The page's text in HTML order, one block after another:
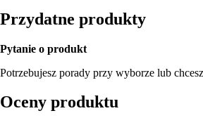
Przydatne produkty
Pytanie o produkt
Potrzebujesz porady przy wyborze lub
Oceny produktu